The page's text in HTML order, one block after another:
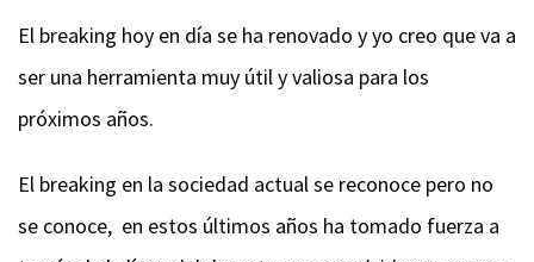
El breaking hoy en día se ha renovado y yo creo que va a
ser una herramienta muy útil y valiosa para los
próximos años.
El breaking en la sociedad actual se reconoce pero no
se conoce, en estos últimos años ha tomado fuerza a